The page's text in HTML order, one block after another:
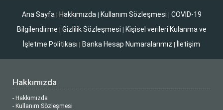
Ana Sayfa | Hakkımızda | Kullanım Sözleşmesi | COVID-19
Bilgilendirme | Gizlilik Sözleşmesi | Kişisel verileri Kulanma ve
İşletme Politikası | Banka Hesap Numaralarımız | İletişim
Hakkımızda
- Hakkımızda
- Kullanım Sözleşmesi